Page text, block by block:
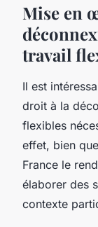
Mise en
travail
Il est
droit à la
flexibles
effet, bien
France le
élaborer des
contexte